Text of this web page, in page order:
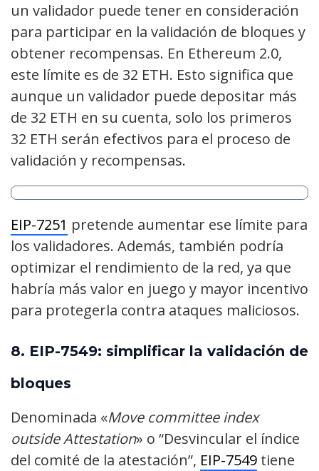
un validador puede tener en consideración
para participar en la validación de bloques y
obtener recompensas. En Ethereum 2.0,
este límite es de 32 ETH. Esto significa que
aunque un validador puede depositar más
de 32 ETH en su cuenta, solo los primeros
32 ETH serán efectivos para el proceso de
validación y recompensas.
EIP-7251 pretende aumentar ese límite para
los validadores. Además, también podría
optimizar el rendimiento de la red, ya que
habría más valor en juego y mayor incentivo
para protegerla contra ataques maliciosos.
8. EIP-7549: simplificar la validación de
bloques
Denominada «Move committee index
outside Attestation» o “Desvincular el índice
del comité de la atestación”, EIP-7549 tiene